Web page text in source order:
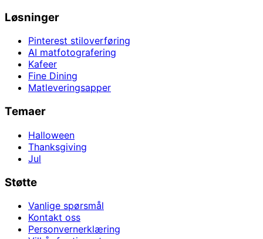
Løsninger
Pinterest stiloverføring
AI matfotografering
Kafeer
Fine Dining
Matleveringsapper
Temaer
Halloween
Thanksgiving
Jul
Støtte
Vanlige spørsmål
Kontakt oss
Personvernerklæring